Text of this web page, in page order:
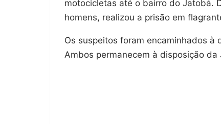
motocicletas até o bairro do Jatobá.
homens, realizou a prisão em
Os suspeitos foram encaminhados à
Ambos permanecem à disposição da